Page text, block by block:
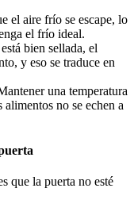
el aire frío se escape, lo
el frío ideal.
bien sellada, el
y eso se traduce en
una temperatura
alimentos no se echen a
que la puerta no esté